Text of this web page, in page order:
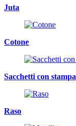
Juta
Cotone
Sacchetti con stampa
Raso